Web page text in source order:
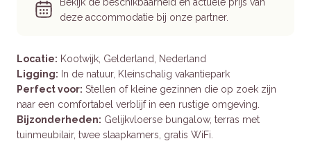
Locatie: Kootwijk, Gelderland, Nederland
Ligging: In de natuur, Kleinschalig vakantiepark
Perfect voor: Stellen of kleine gezinnen die op zoek zijn
naar een comfortabel verblijf in een rustige omgeving.
Bijzonderheden: Gelijkvloerse bungalow, terras met
tuinmeubilair, twee slaapkamers, gratis WiFi.
deze accommodatie bij onze partner.